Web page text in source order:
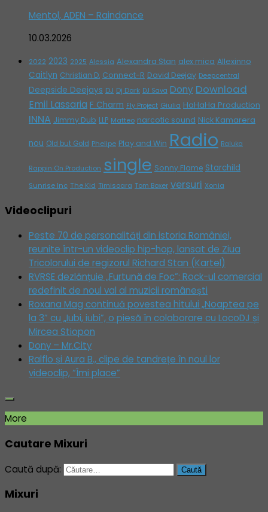
Mentol, ADEN – Raindance
10.03.2026
2022 2023 2025 Alessia Alexandra Stan alex mica Allexinno
Caitlyn Christian D. Connect-R David Deejay Deepcentral
Deepside Deejays DJ Dj Dark DJ Sava Dony Download
Emil Lassaria F Charm Fly Project Giulia HaHaHa Production
INNA Jimmy Dub LLP Matteo narcotic sound Nick Kamarera
nou Old but Gold Phelipe Play and Win Radio Raluka
Rappin On Production single Sonny Flame Starchild
Sunrise Inc The Kid Timisoara Tom Boxer versuri Xonia
Videoclipuri
Peste 70 de personalități din istoria României,
reunite într-un videoclip hip-hop, lansat de Ziua
Tricolorului de regizorul Richard Stan (Kartel)
RVRSE dezlănțuie „Furtună de Foc”: Rock-ul comercial
redefinit de noul val al muzicii românești
Roxana Mag continuă povestea hitului „Noaptea pe
la 3” cu „Iubi, iubi”, o piesă în colaborare cu LocoDJ și
Mircea Stiopon
Dony – Mr.City
Ralflo și Aura B., clipe de tandrețe în noul lor
videoclip, “Îmi place”
More
Cautare Mixuri
Caută după:
Mixuri